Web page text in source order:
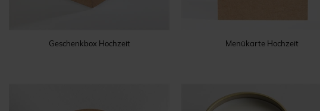
Geschenkbox Hochzeit Menükarte Hochzeit